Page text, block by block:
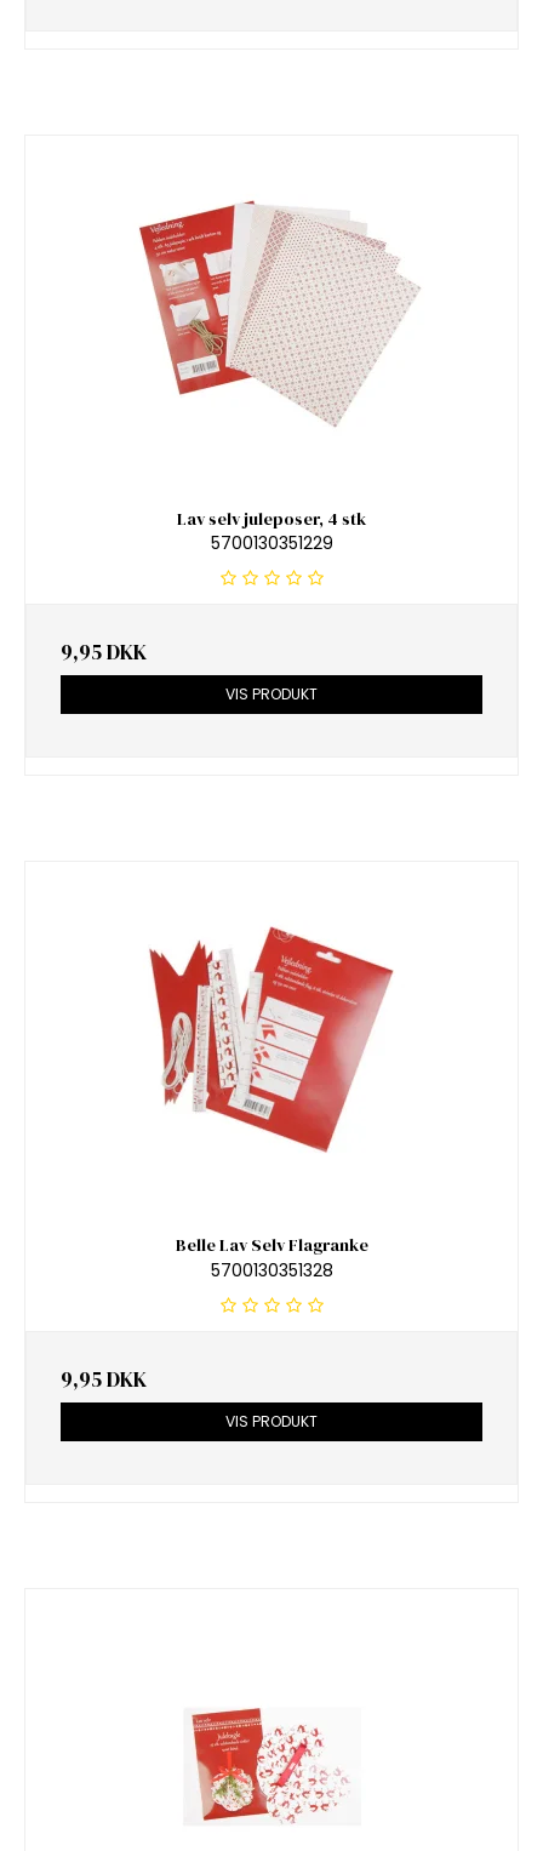
Lav selv juleposer, 4 stk
5700130351229
9,95 DKK
VIS PRODUKT
Belle Lav Selv Flagranke
5700130351328
9,95 DKK
VIS PRODUKT